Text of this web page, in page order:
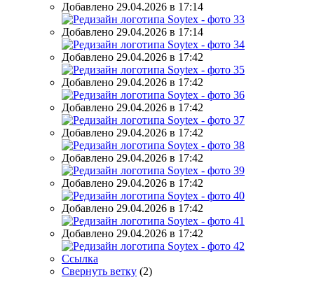
Добавлено 29.04.2026 в 17:14
Добавлено 29.04.2026 в 17:14
Добавлено 29.04.2026 в 17:42
Добавлено 29.04.2026 в 17:42
Добавлено 29.04.2026 в 17:42
Добавлено 29.04.2026 в 17:42
Добавлено 29.04.2026 в 17:42
Добавлено 29.04.2026 в 17:42
Добавлено 29.04.2026 в 17:42
Добавлено 29.04.2026 в 17:42
Ссылка
Свернуть ветку (2)